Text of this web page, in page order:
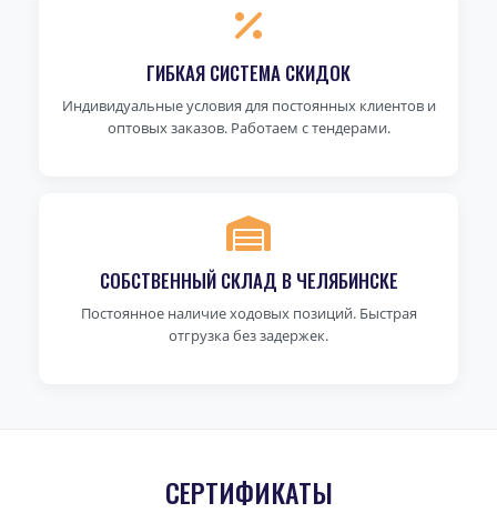
ГИБКАЯ СИСТЕМА СКИДОК
Индивидуальные условия для постоянных клиентов и
оптовых заказов. Работаем с тендерами.
СОБСТВЕННЫЙ СКЛАД В ЧЕЛЯБИНСКЕ
Постоянное наличие ходовых позиций. Быстрая
отгрузка без задержек.
СЕРТИФИКАТЫ